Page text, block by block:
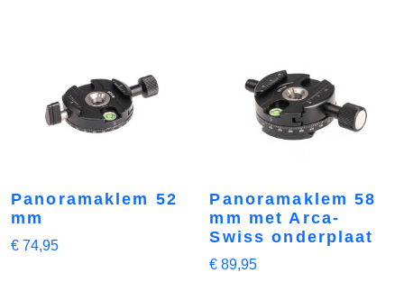
Panoramaklem 52
mm
€ 74,95
Panoramaklem 58
mm met Arca-
Swiss onderplaat
€ 89,95